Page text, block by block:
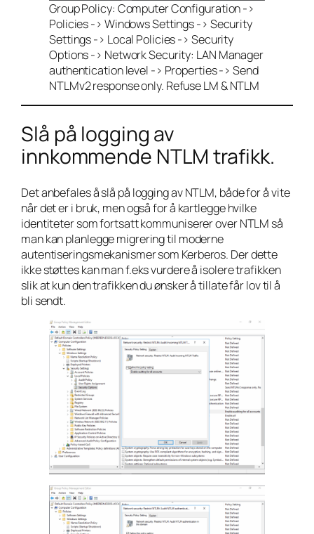
Group Policy: Computer Configuration ->
Policies -> Windows Settings -> Security
Settings -> Local Policies -> Security
Options -> Network Security: LAN Manager
authentication level -> Properties -> Send
NTLMv2 response only. Refuse LM & NTLM
Slå på logging av
innkommende NTLM trafikk.
Det anbefales å slå på logging av NTLM, både for å vite
når det er i bruk, men også for å kartlegge hvilke
identiteter som fortsatt kommuniserer over NTLM så
man kan planlegge migrering til moderne
autentiseringsmekanismer som Kerberos. Der dette
ikke støttes kan man f.eks vurdere å isolere trafikken
slik at kun den trafikken du ønsker å tillate får lov til å
bli sendt.